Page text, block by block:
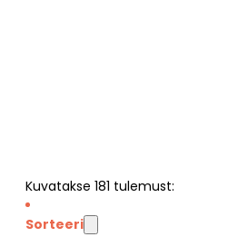
Kuvatakse 181 tulemust:
Sorteeri